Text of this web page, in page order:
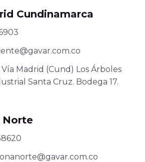
Cundinamarca
Vía Madrid (Cund) Los Árboles
Santa Cruz. Bodega 17.
Norte